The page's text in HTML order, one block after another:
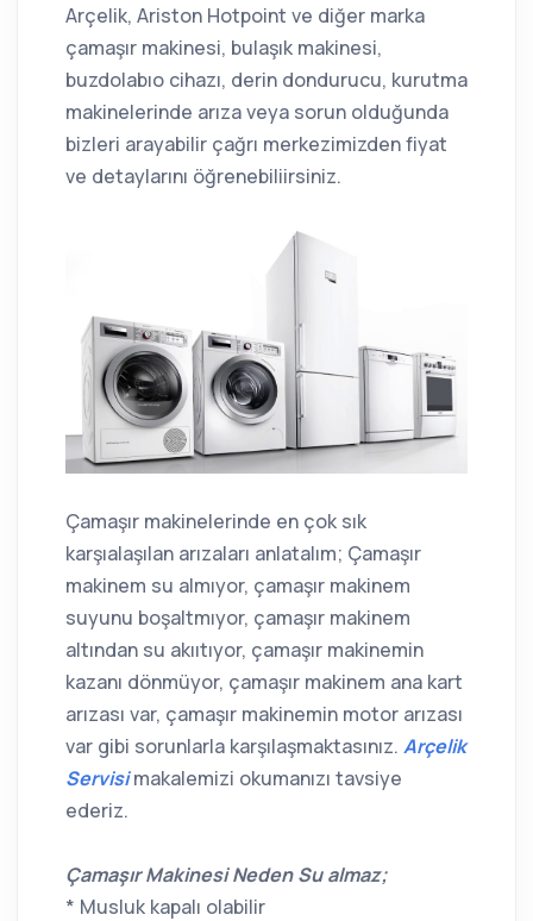
Arçelik, Ariston Hotpoint ve diğer marka
çamaşır makinesi, bulaşık makinesi,
buzdolabıo cihazı, derin dondurucu, kurutma
makinelerinde arıza veya sorun olduğunda
bizleri arayabilir çağrı merkezimizden fiyat
ve detaylarını öğrenebiliirsiniz.
Çamaşır makinelerinde en çok sık
karşıalaşılan arızaları anlatalım; Çamaşır
makinem su almıyor, çamaşır makinem
suyunu boşaltmıyor, çamaşır makinem
altından su akııtıyor, çamaşır makinemin
kazanı dönmüyor, çamaşır makinem ana kart
arızası var, çamaşır makinemin motor arızası
var gibi sorunlarla karşılaşmaktasınız. Arçelik
Servisimakalemizi okumanızı tavsiye
ederiz.
Çamaşır Makinesi Neden Su almaz;
* Musluk kapalı olabilir